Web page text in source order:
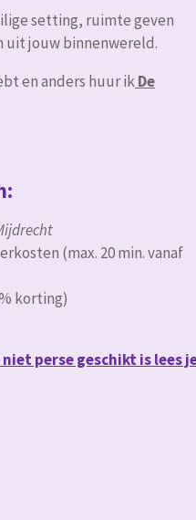
setting, ruimte geven
uit jouw binnenwereld.
en anders huur ikDe
(max. 20 min. vanaf
korting)
perse geschikt is lees